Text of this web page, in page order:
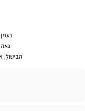
גאה
הבישול,